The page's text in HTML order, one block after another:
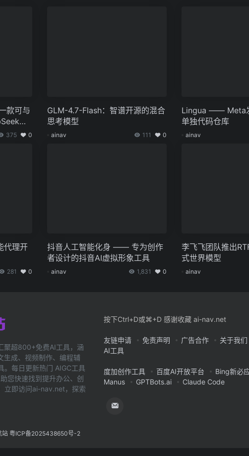
款可与
开
375 0
GLM-4.7-Flash：智谱开源的混合
思考模型
ainav 111 0
Lingua —— Meta
单独代码仓库
ainav
代理开
281 0
抖音人工智能化身 —— 专为创作
者设计的抖音AI虚拟形象工具
ainav 1,831 0
李飞飞团队推出
式世界模型
ainav
聚超800+免费AI工具，涵
生成、视频制作、编程辅
。每日更新热门 AIGC工具
您快速找到提升办公、创
立即访问ai-nav.net，探索
按下Ctrl+D或⌘+D 感谢收藏 ai-nav.net
友链申请 免责声明 广告合作
关于我们
AI工具
度加创作工具 百度AI开放平台
Bing新必
Manus
GPTBots.ai Claude Code
站粤ICP备2025438650号-2